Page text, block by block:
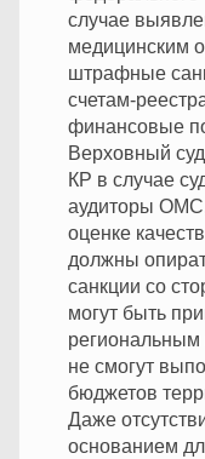
случае
медицинским
штрафные
счетам-
финансовые
Верховный
КР в случае
аудиторы
оценке
должны
санкции со
могут быть
региональным
не смогут
бюджетов
Даже
основанием